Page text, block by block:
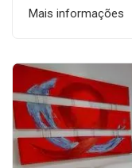
Mais informações